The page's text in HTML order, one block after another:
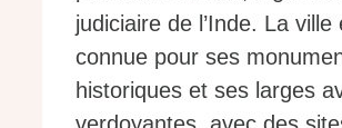
judiciaire de l’Inde. La ville
connue pour ses
historiques et ses larges